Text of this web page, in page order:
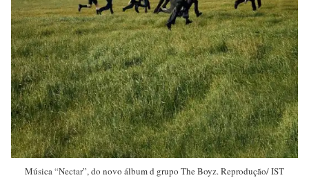
Música “Nectar”, do novo álbum d grupo The Boyz. Reprodução/ IST